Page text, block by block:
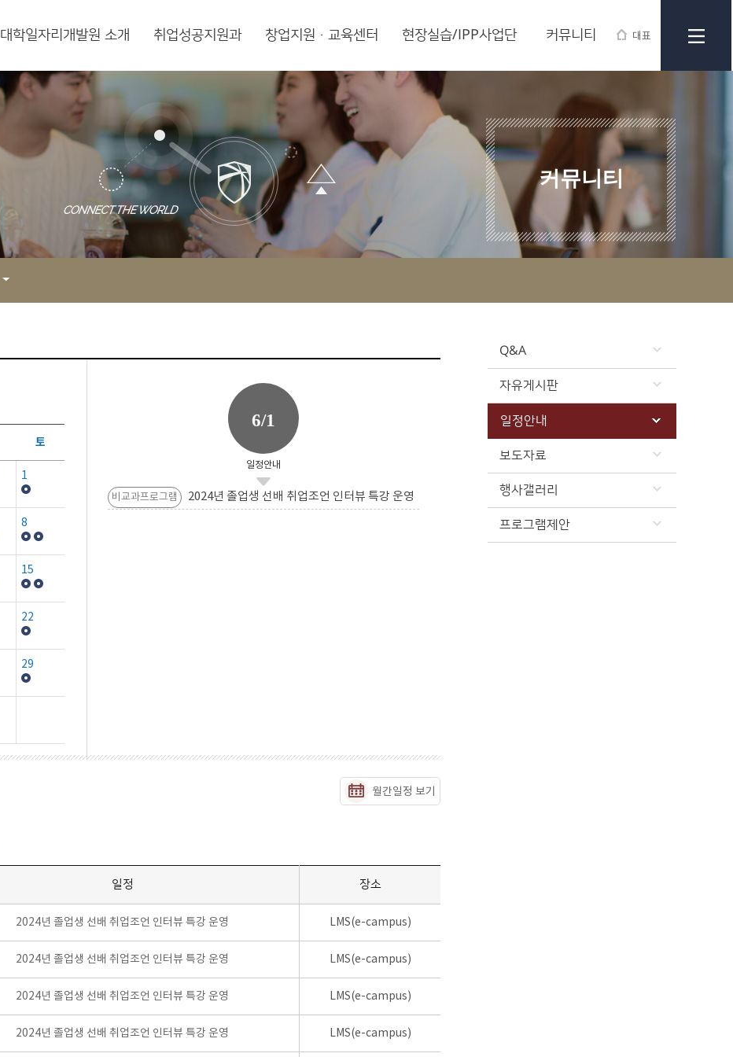
대표
대학일자리개발원 소개 취업성공지원과 창업지원·교육센터 현장실습/IPP사업단 커뮤니티
커뮤니티
Q&A
자유게시판
일정안내
보도자료
행사갤러리
프로그램제안
토
1
8
15
22
29
6/1
일정안내
비교과프로그램 2024년 졸업생 선배 취업조언 인터뷰 특강 운영
월간일정 보기
일정 장소
2024년 졸업생 선배 취업조언 인터뷰 특강 운영 LMS(e-campus)
2024년 졸업생 선배 취업조언 인터뷰 특강 운영 LMS(e-campus)
2024년 졸업생 선배 취업조언 인터뷰 특강 운영 LMS(e-campus)
2024년 졸업생 선배 취업조언 인터뷰 특강 운영 LMS(e-campus)